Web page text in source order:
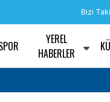
Bizi
YEREL
HABERLER
fazlası iş yerlerinin